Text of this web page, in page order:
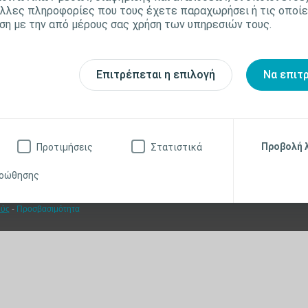
πληροφορίες που τους έχετε παραχωρήσει ή τις
με την από μέρους σας χρήση των υπηρεσιών τους.
Επιτρέπεται η επιλογή Να
Προτιμήσεις Στατιστικά Προβολή
Πληροφορίες για τα έλκη
δέρματος
φροντίδα δέρματος
Coloplast A/S. Γκιώνας 1Α, 14451 Μεταμόρφωση Αττικής. Τηλ.
- Προσβασιμότητα